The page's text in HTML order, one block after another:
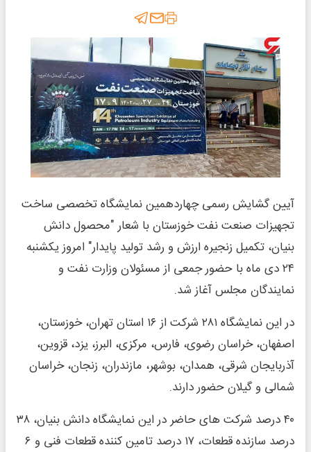
آیین گشایش رسمی چهاردهمین نمایشگاه تخصصی ساخت
تجهیزات صنعت نفت خوزستان با شعار "محصول دانش
بنیان، تکمیل زنجیره ارزش و رشد تولید پایدار" امروز یکشنبه
۲۴ دی ماه با حضور جمعی از مسئولان وزارت نفت و
نمایندگان مجلس آغاز شد.
در این نمایشگاه ۲۸۱ شرکت از ۱۶ استان تهران، خوزستان،
اصفهان، خراسان رضوی، فارس، مرکزی، البرز، یزد، قزوین،
آذربایجان شرقی، همدان، بوشهر، مازندران، زنجان، خراسان
شمالی و گیلان حضور دارند.
۴۰ درصد شرکت‌ های حاضر در این نمایشگاه دانش بنیان، ۳۸
درصد سازنده قطعات، ۱۷ درصد تامین کننده قطعات فنی و ۶